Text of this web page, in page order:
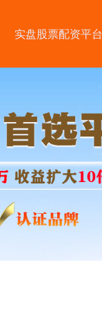
实盘股票配资平台